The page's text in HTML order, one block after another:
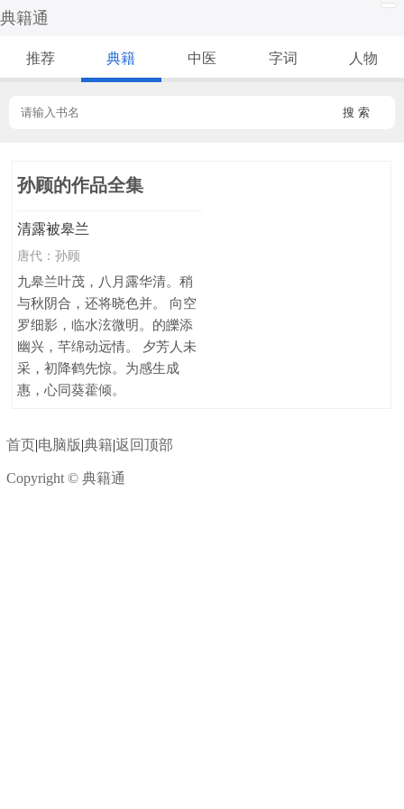
典籍通
推荐 典籍 中医 字词 人物
搜 索
孙顾的作品全集
清露被皋兰
唐代：孙顾
九皋兰叶茂，八月露华清。稍
与秋阴合，还将晓色并。 向空
罗细影，临水泫微明。的皪添
幽兴，芊绵动远情。 夕芳人未
采，初降鹤先惊。为感生成
惠，心同葵藿倾。
首页|电脑版|典籍|返回顶部
Copyright © 典籍通